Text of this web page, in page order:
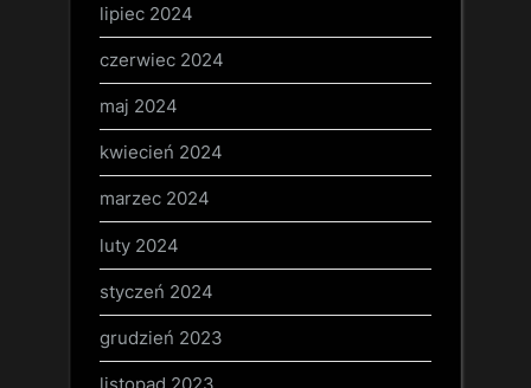
lipiec 2024
czerwiec 2024
maj 2024
kwiecień 2024
marzec 2024
luty 2024
styczeń 2024
grudzień 2023